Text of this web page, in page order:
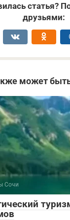
статья?
друзьями:
может
Сочи